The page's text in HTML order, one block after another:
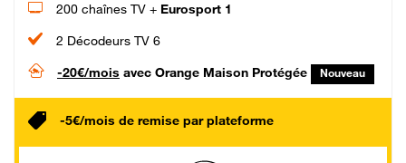
200 chaînes TV + Eurosport 1
2 Décodeurs TV 6
-20€/mois avec Orange Maison Protégée Nouveau
-5€/mois de remise par plateforme